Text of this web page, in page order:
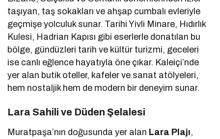
taşıyan, taş sokakları ve ahşap cumbalı evleriyle
geçmişe yolculuk sunar. Tarihi Yivli Minare, Hıdırlık
Kulesi, Hadrian Kapısı gibi eserlerle donatılan bu
bölge, gündüzleri tarih ve kültür turizmi, geceleri
ise canlı eğlence hayatıyla öne çıkar. Kaleiçi’nde
yer alan butik oteller, kafeler ve sanat atölyeleri,
hem nostaljik hem de modern bir deneyim sunar.
Lara Sahili ve Düden Şelalesi
Muratpaşa’nın doğusunda yer alan Lara Plajı,